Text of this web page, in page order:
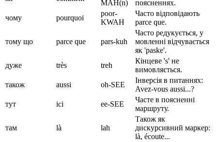
MAH(n)
поясненнях.
чому
pourquoi
poor-
KWAH
Часто відповідають
parce que.
тому що parce que pars-kuh
Часто редукується, у
мовленні відчувається
як 'paske'.
дуже
très treh
Кінцеве 's' не
вимовляється.
також
aussi oh-SEE
Інверсія в питаннях:
Avez-vous aussi...?
тут
ici ee-SEE
Часте в поясненні
маршруту.
там là lah
Також як
дискурсивний маркер:
là, écoute...